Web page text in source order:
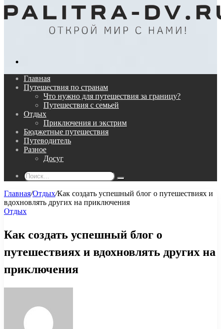
Главная
Путешествия по странам
Что нужно для путешествия за границу?
Путешествия с семьей
Отдых
Приключения и экстрим
Бюджетные путешествия
Путеводитель
Разное
Досуг
Поиск...
Главная/Отдых/Как создать успешный блог о путешествиях и
вдохновлять других на приключения
Отдых
Как создать успешный блог о
путешествиях и вдохновлять других на
приключения